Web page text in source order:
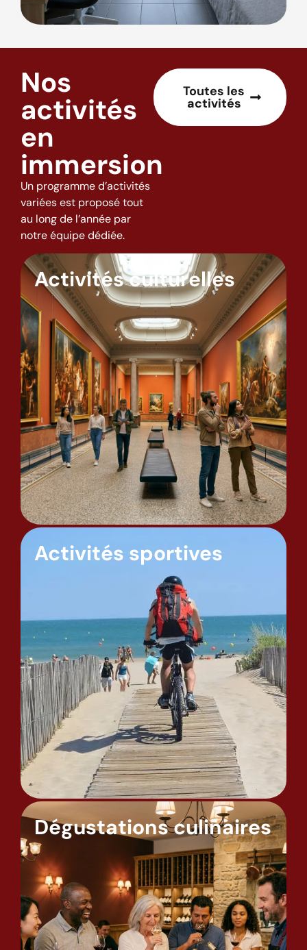
Nos
activités
en
immersion
Un programme d’activités
variées est proposé tout
au long de l’année par
notre équipe dédiée.
Toutes les
activités
Activités culturelles
Activités sportives
Dégustations culinaires